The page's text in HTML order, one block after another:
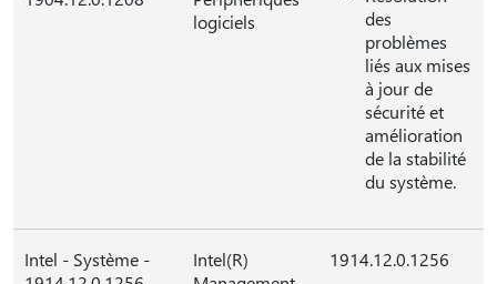
logiciels
des
problèmes
liés aux mises
à jour de
sécurité et
amélioration
de la stabilité
du système.
Intel - Système -
Intel(R)
1914.12.0.1256